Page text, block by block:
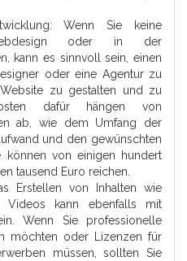
Wenn Sie keine
oder in der
kann es sinnvoll sein, einen
oder eine Agentur zu
zu gestalten und zu
dafür hängen von
ab, wie dem Umfang der
und den gewünschten
können von einigen hundert
tausend Euro reichen.
Erstellen von Inhalten wie
Videos kann ebenfalls mit
Wenn Sie professionelle
möchten oder Lizenzen für
müssen, sollten Sie